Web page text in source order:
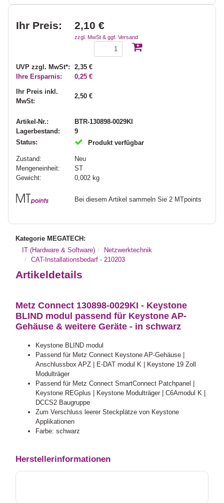
Ihr Preis: 2,10 €
zzgl. MwSt & ggf. Versand
UVP zzgl. MwSt*:
2,35 €
Ihre Ersparnis:
0,25 €
Ihr Preis inkl.
MwSt:
2,50 €
Artikel-Nr.:
BTR-130898-0029KI
Lagerbestand:
9
Status:
Produkt verfügbar
Zustand:
Neu
Mengeneinheit:
ST
Gewicht:
0,002 kg
Bei diesem Artikel sammeln Sie 2 MTpoints
Kategorie MEGATECH:
IT (Hardware & Software)
Netzwerktechnik
CAT-Installationsbedarf - 210203
Artikeldetails
Metz Connect 130898-0029KI - Keystone
BLIND modul passend für Keystone AP-
Gehäuse & weitere Geräte - in schwarz
Keystone BLIND modul
Passend für Metz Connect Keystone AP-Gehäuse |
Anschlussbox APZ | E-DAT modul K | Keystone 19 Zoll
Modulträger
Passend für Metz Connect SmartConnect Patchpanel |
Keystone REGplus | Keystone Modulträger | C6Amodul K |
DCCS2 Baugruppe
Zum Verschluss leerer Steckplätze von Keystone
Applikationen
Farbe: schwarz
Herstellerinformationen